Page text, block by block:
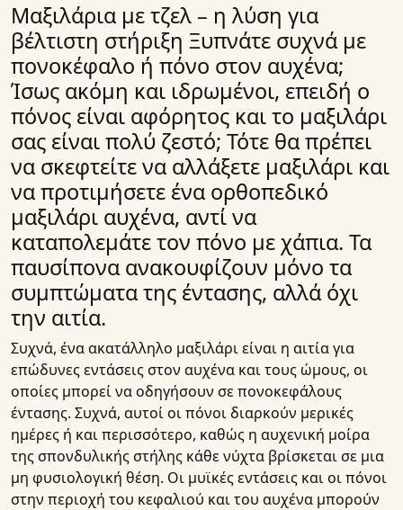
Μαξιλάρια με τζελ – η λύση για
βέλτιστη στήριξη Ξυπνάτε συχνά με
πονοκέφαλο ή πόνο στον αυχένα;
Ίσως ακόμη και ιδρωμένοι, επειδή ο
πόνος είναι αφόρητος και το μαξιλάρι
σας είναι πολύ ζεστό; Τότε θα πρέπει
να σκεφτείτε να αλλάξετε μαξιλάρι και
να προτιμήσετε ένα ορθοπεδικό
μαξιλάρι αυχένα, αντί να
καταπολεμάτε τον πόνο με χάπια. Τα
παυσίπονα ανακουφίζουν μόνο τα
συμπτώματα της έντασης, αλλά όχι
την αιτία.
Συχνά, ένα ακατάλληλο μαξιλάρι είναι η αιτία για
επώδυνες εντάσεις στον αυχένα και τους ώμους, οι
οποίες μπορεί να οδηγήσουν σε πονοκεφάλους
έντασης. Συχνά, αυτοί οι πόνοι διαρκούν μερικές
ημέρες ή και περισσότερο, καθώς η αυχενική μοίρα
της σπονδυλικής στήλης κάθε νύχτα βρίσκεται σε μια
μη φυσιολογική θέση. Οι μυϊκές εντάσεις και οι πόνοι
στην περιοχή του κεφαλιού και του αυχένα μπορούν